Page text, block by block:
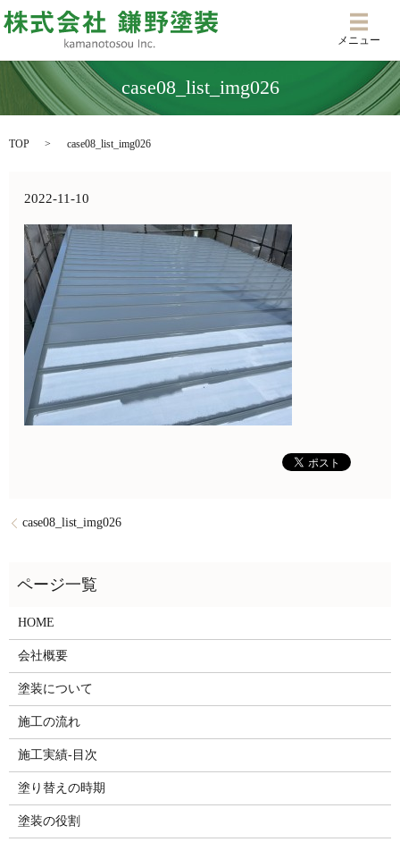
メニ
メニュー
case08_list_img026
TOP case08_list_img026
2022-11-10
case08_list_img026
HOME
会社概要
塗装について
施工の流れ
施工実績-目次
塗り替えの時期
塗装の役割